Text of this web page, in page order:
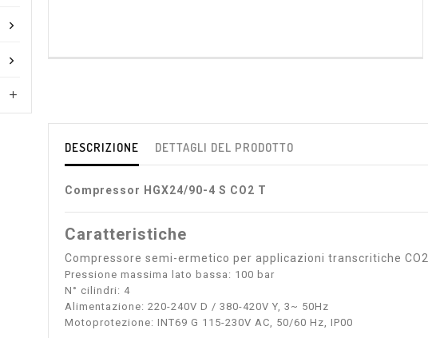

DESCRIZIONE DETTAGLI DEL PRODOTTO
Compressor HGX24/90-4 S CO2 T
Caratteristiche
Compressore semi-ermetico per applicazioni transcritiche CO2.
Pressione massima lato bassa: 100 bar
N° cilindri: 4
Alimentazione: 220-240V D / 380-420V Y, 3~ 50Hz
Motoprotezione: INT69 G 115-230V AC, 50/60 Hz, IP00